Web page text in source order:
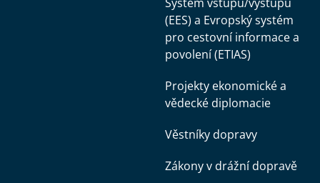
(EES) a Evropský systém
pro cestovní informace a
povolení (ETIAS)
Projekty ekonomické a
vědecké diplomacie
Věstníky dopravy
Zákony v drážní dopravě